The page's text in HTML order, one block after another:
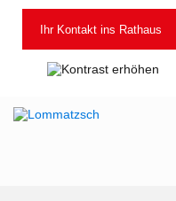
Ihr Kontakt ins Rathaus